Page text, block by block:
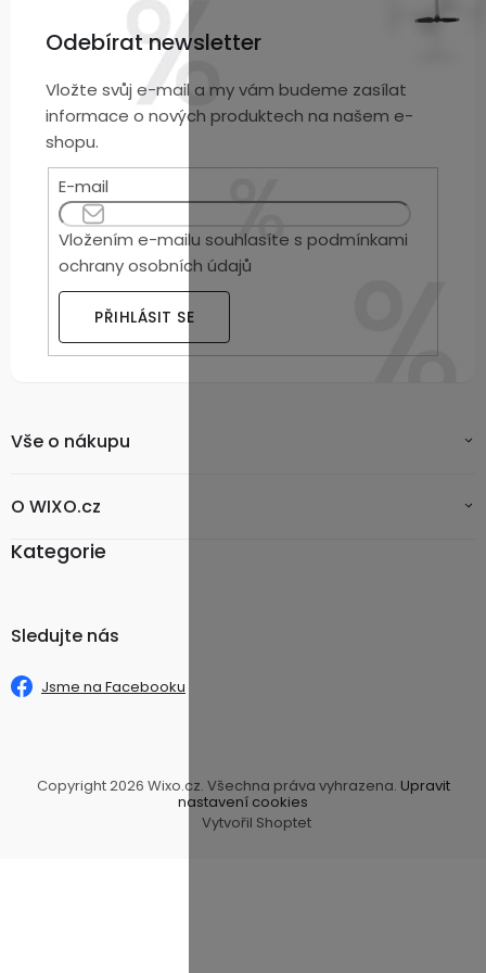
Odebírat newsletter
Vložte svůj e-mail a my vám budeme zasílat
informace o nových produktech na našem e-
shopu.
E-mail
Vložením e-mailu souhlasíte spodmínkami
ochrany osobních údajů
PŘIHLÁSIT SE
Vše o nákupu
O WIXO.cz
Kategorie
Sledujte nás
Jsme na Facebooku
Vytvořil Shoptet
Copyright 2026 Wixo.cz. Všechna práva vyhrazena. Upravit
nastavení cookies